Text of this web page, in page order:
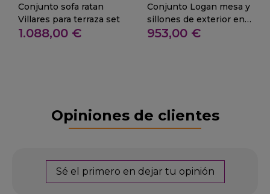
Conjunto sofa ratan
Villares para terraza set
1.088,00 €
Conjunto Logan mesa y
sillones de exterior en
madera
953,00 €
Opiniones de clientes
Sé el primero en dejar tu opinión